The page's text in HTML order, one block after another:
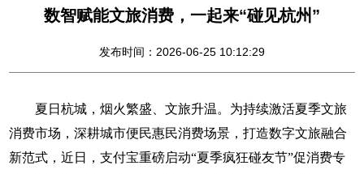
数智赋能文旅消费，一起来“碰见杭州”
发布时间：2026-06-25 10:12:29
夏日杭城，烟火繁盛、文旅升温。为持续激活夏季文旅
消费市场，深耕城市便民惠民消费场景，打造数字文旅融合
新范式，近日，支付宝重磅启动“夏季疯狂碰友节”促消费专